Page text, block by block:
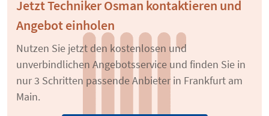
Jetzt Techniker Osman kontaktieren und
Angebot einholen
Nutzen Sie jetzt den kostenlosen und
unverbindlichen Angebotsservice und finden Sie in
nur 3 Schritten passende Anbieter in Frankfurt am
Main.